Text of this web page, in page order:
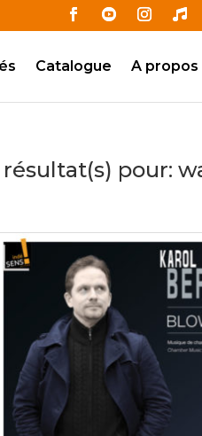
Catalogue A propos
résultat(s) pour: